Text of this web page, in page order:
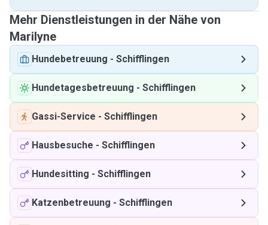
Mehr Dienstleistungen in der Nähe von
Marilyne
Hundebetreuung - Schifflingen
Hundetagesbetreuung - Schifflingen
Gassi-Service - Schifflingen
Hausbesuche - Schifflingen
Hundesitting - Schifflingen
Katzenbetreuung - Schifflingen